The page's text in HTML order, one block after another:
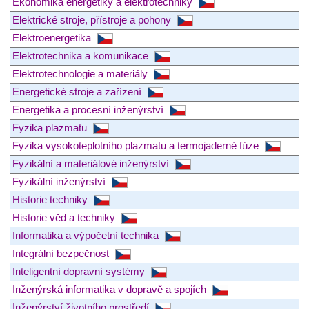
Elektrické stroje, přístroje a pohony
Elektroenergetika
Elektrotechnika a komunikace
Elektrotechnologie a materiály
Energetické stroje a zařízení
Energetika a procesní inženýrství
Fyzika plazmatu
Fyzika vysokoteplotního plazmatu a termojaderné fúze
Fyzikální a materiálové inženýrství
Fyzikální inženýrství
Historie techniky
Historie věd a techniky
Informatika a výpočetní technika
Integrální bezpečnost
Inteligentní dopravní systémy
Inženýrská informatika v dopravě a spojích